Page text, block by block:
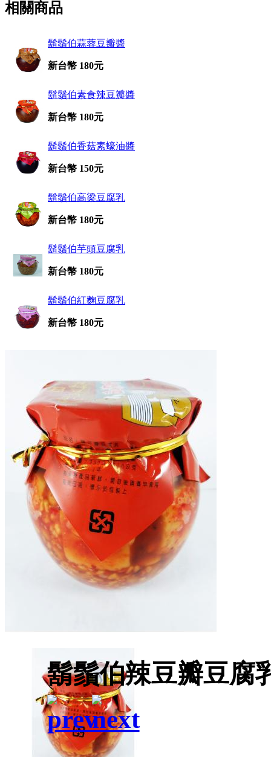
相關商品
鬍鬚伯蒜蓉豆瓣醬
新台幣 180元
鬍鬚伯素食辣豆瓣醬
新台幣 180元
鬍鬚伯香菇素蠔油醬
新台幣 150元
鬍鬚伯高梁豆腐乳
新台幣 180元
鬍鬚伯芋頭豆腐乳
新台幣 180元
鬍鬚伯紅麴豆腐乳
新台幣 180元
鬍鬚伯辣豆瓣豆腐